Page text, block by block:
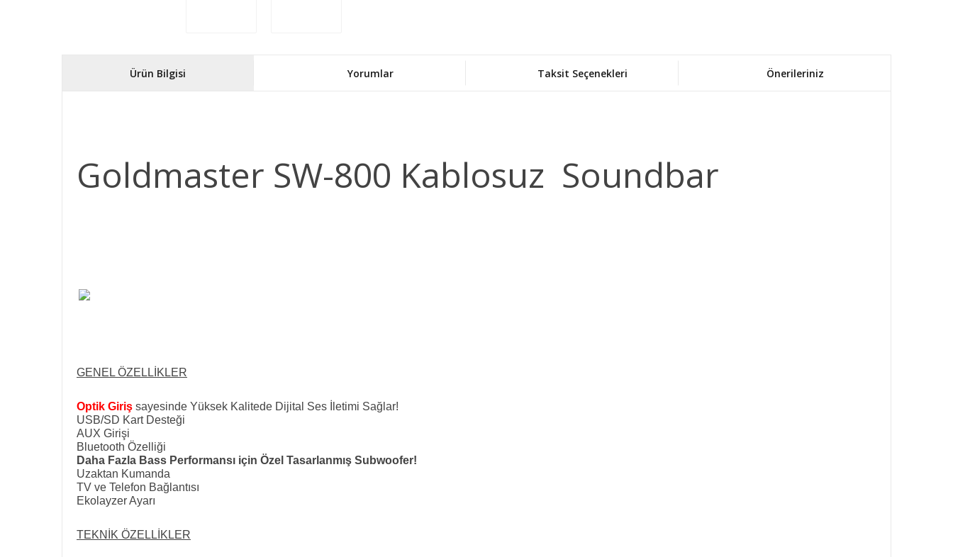
Ürün Bilgisi Yorumlar Taksit Seçenekleri Önerileriniz
Goldmaster SW-800 Kablosuz Soundbar
GENEL ÖZELLİKLER
Optik Giriş sayesinde Yüksek Kalitede Dijital Ses İletimi Sağlar!
USB/SD Kart Desteği
AUX Girişi
Bluetooth Özelliği
Daha Fazla Bass Performansı için Özel Tasarlanmış Subwoofer!
Uzaktan Kumanda
TV ve Telefon Bağlantısı
Ekolayzer Ayarı
TEKNİK ÖZELLİKLER